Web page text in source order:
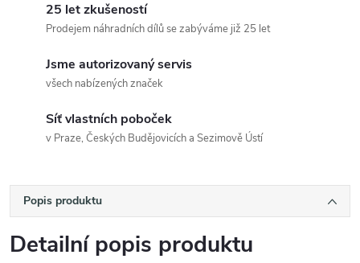
25 let zkušeností
Prodejem náhradních dílů se zabýváme již 25 let
Jsme autorizovaný servis
všech nabízených značek
Síť vlastních poboček
v Praze, Českých Budějovicích a Sezimově Ústí
Popis produktu
Detailní popis produktu